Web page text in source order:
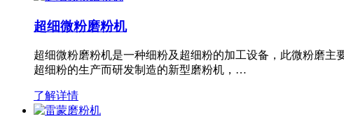
超细微粉磨粉机
超细微粉磨粉机是一种细粉及超细粉的加工设备，此微粉磨
超细粉的生产而研发制造的新型磨粉机，…
了解详情